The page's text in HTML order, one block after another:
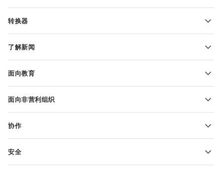
文本文档模板
转换器
转换电子表格
了解新闻
面向教育
适用于教育人士
面向非营利组织
申请免费帐户
协作
翻译人员
安全